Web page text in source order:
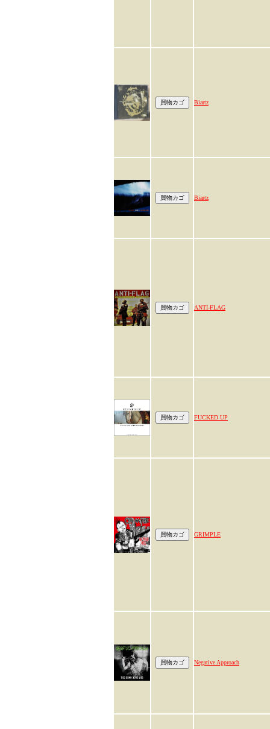
Biartz
Biartz
ANTI-FLAG
FUCKED UP
GRIMPLE
Negative Approach